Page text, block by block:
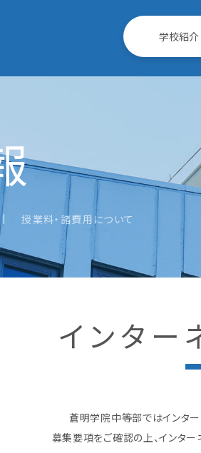
学校紹介
授業料・諸費用について
インター
蒼明学院中等部ではインタ
募集要項をご確認の上、インター